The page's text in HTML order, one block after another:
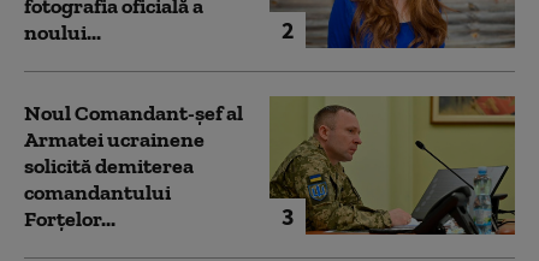
2
fotografia oficială a
noului...
3
Noul Comandant-șef al
Armatei ucrainene
solicită demiterea
comandantului
Forțelor...